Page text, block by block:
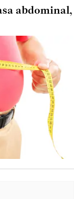
abdominal,